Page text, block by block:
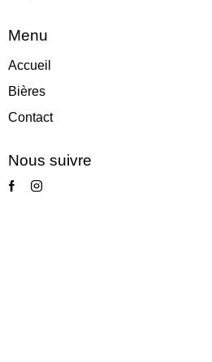
Menu
Accueil
Bières
Contact
Nous suivre